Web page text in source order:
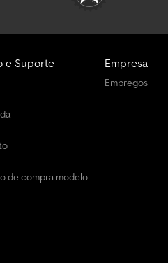
XENON COMPRIMENTO DA
FACEBOOK E TIKTOK
CAMINHÕES/VEÍCULOS
FALAMOS ALEMÃO WE SPEAK
e Suporte
de compra modelo
Empresa
Empregos